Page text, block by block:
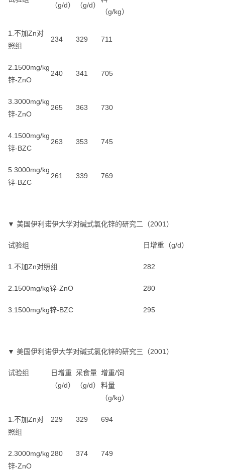
（g/d） （g/d）
（g/kg）
1.不加Zn对
照组
234 329 711
2.1500mg/kg
锌-ZnO
240 341 705
3.3000mg/kg
锌-ZnO
265 363 730
4.1500mg/kg
锌-BZC
263 353 745
5.3000mg/kg
锌-BZC
261 339 769
▼ 美国伊利诺伊大学对碱式氯化锌的研究二（2001）
试验组 日增重（g/d）
1.不加Zn对照组 282
2.1500mg/kg锌-ZnO 280
3.1500mg/kg锌-BZC 295
▼ 美国伊利诺伊大学对碱式氯化锌的研究三（2001）
试验组
日增重
（g/d）
采食量
（g/d）
增重/饲
料量
（g/kg）
1.不加Zn对
照组
229 329 694
2.3000mg/kg
锌-ZnO
280 374 749